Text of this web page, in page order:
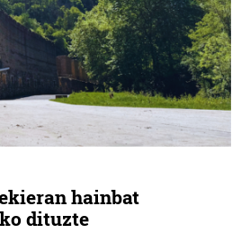
hainbat
dituzte